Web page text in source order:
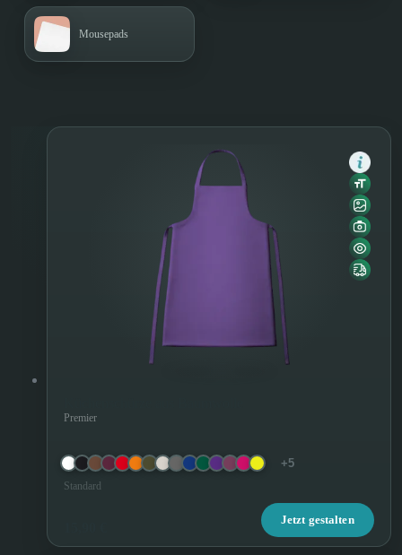
Mousepads
Premier
+5
Standard
Jetzt gestalten